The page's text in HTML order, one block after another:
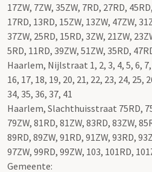
17ZW, 7ZW, 35ZW, 7RD, 27RD,
17RD, 13RD, 15ZW, 13ZW, 47ZW,
37ZW, 25RD, 15RD, 3ZW, 21ZW,
5RD, 11RD, 39ZW, 51ZW, 35RD,
Haarlem, Nijlstraat 1, 2, 3, 4, 5, 6, 7,
16, 17, 18, 19, 20, 21, 22, 23, 24, 25,
34, 35, 36, 37, 41
Haarlem, Slachthuisstraat 75RD,
79ZW, 81RD, 81ZW, 83RD, 83ZW,
89RD, 89ZW, 91RD, 91ZW, 93RD,
97ZW, 99RD, 99ZW, 103, 101RD,
Gemeente: